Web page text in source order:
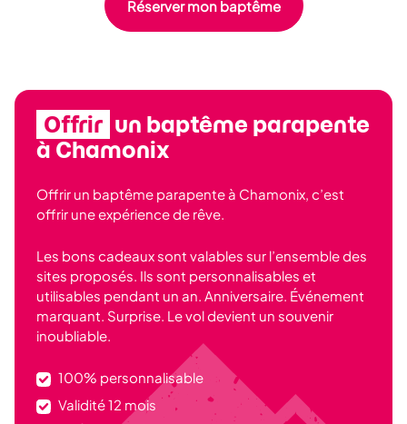
Réserver mon baptême
Offrir un baptême parapente
à Chamonix
Offrir un baptême parapente à Chamonix, c’est
offrir une expérience de rêve.
Les bons cadeaux sont valables sur l’ensemble des
sites proposés. Ils sont personnalisables et
utilisables pendant un an. Anniversaire. Événement
marquant. Surprise. Le vol devient un souvenir
inoubliable.
100% personnalisable
Validité 12 mois